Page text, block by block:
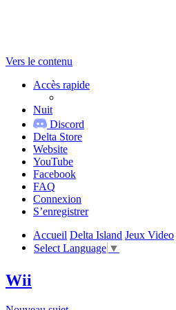
Vers le contenu
Accès rapide
Nuit
Discord
Delta Store
Website
YouTube
Facebook
FAQ
Connexion
S’enregistrer
Accueil Delta Island Jeux Video
Select Language ▼
Wii